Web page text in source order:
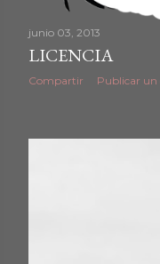
junio 03, 2013
LICENCIA
Compartir Publicar